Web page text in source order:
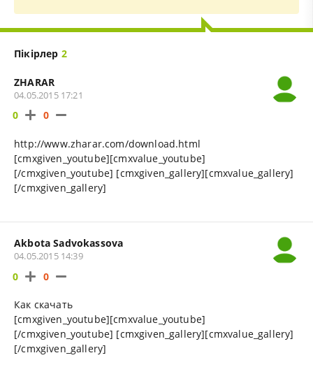
Пікірлер 2
ZHARAR
04.05.2015 17:21
0 0
http://www.zharar.com/download.html
[cmxgiven_youtube][cmxvalue_youtube]
[/cmxgiven_youtube] [cmxgiven_gallery][cmxvalue_gallery]
[/cmxgiven_gallery]
Akbota Sadvokassova
04.05.2015 14:39
0 0
Как скачать
[cmxgiven_youtube][cmxvalue_youtube]
[/cmxgiven_youtube] [cmxgiven_gallery][cmxvalue_gallery]
[/cmxgiven_gallery]